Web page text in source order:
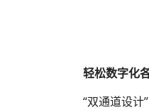
轻松数字化
“双通道设计